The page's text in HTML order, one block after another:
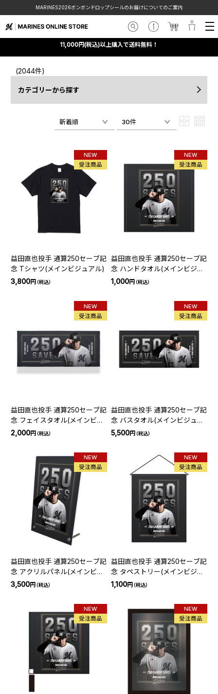
MARINES2026ボンボンドロップシールのお届けについてのご案内
11,000円(税込)以上購入で送料無料！
(2044件)
カテゴリーから探す
新着順 30件
NEW
受注商品
益田直也投手 通算250セーブ記
念 Tシャツ(メインビジュアル)
3,800円（税込）
NEW
受注商品
益田直也投手 通算250セーブ記
念 ハンドタオル(メインビジュ
アル)
1,000円（税込）
NEW
受注商品
益田直也投手 通算250セーブ記
念 フェイスタオル(メインビジ
ュアル)
2,000円（税込）
NEW
受注商品
益田直也投手 通算250セーブ記
念 バスタオル(メインビジュア
ル)
5,500円（税込）
NEW
受注商品
益田直也投手 通算250セーブ記
念 アクリルパネル(メインビジ
ュアル)
3,500円（税込）
NEW
受注商品
益田直也投手 通算250セーブ記
念 タペストリー(メインビジュ
アル)
1,100円（税込）
NEW
受注商品
NEW
受注商品